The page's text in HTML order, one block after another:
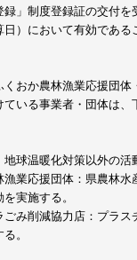
録」制度登録証の交付を
）において有効である
おか農林漁業応援団体
ている事業者・団体は、
地球温暖化対策以外の活
漁業応援団体：県農林水
実施する。
ごみ削減協力店：プラ
。